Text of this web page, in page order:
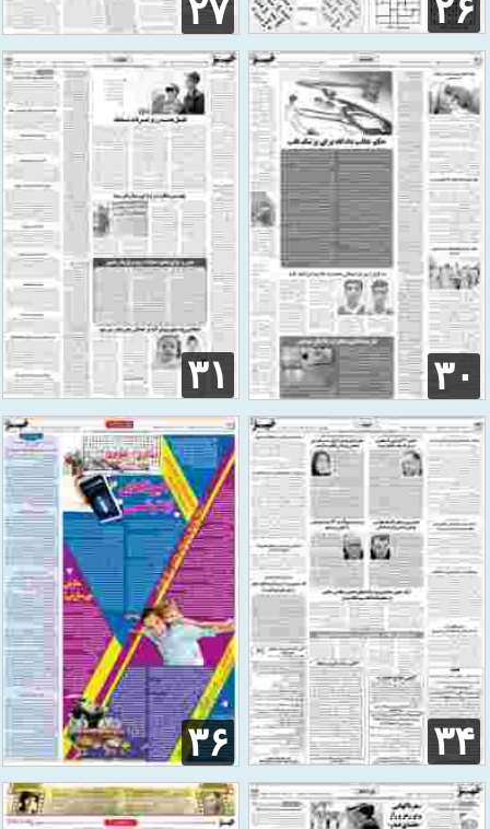
۲۶ ۲۷
۳۰ ۳۱
۳۴ ۳۶